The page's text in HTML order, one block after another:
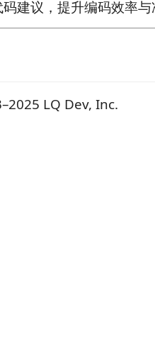
建议，提升编码效率
LQ Dev, Inc.